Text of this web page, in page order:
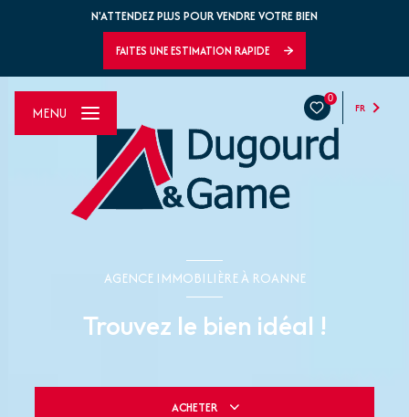
N'ATTENDEZ PLUS POUR VENDRE VOTRE BIEN
FAITES UNE ESTIMATION RAPIDE
0
FR
MENU
AGENCE IMMOBILIÈRE À ROANNE
Trouvez le bien idéal !
ACHETER